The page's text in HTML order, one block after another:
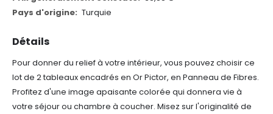
Détails
Pour donner du relief à votre intérieur, vous pouvez choisir ce
lot de 2 tableaux encadrés en Or Pictor, en Panneau de Fibres.
Profitez d'une image apaisante colorée qui donnera vie à
votre séjour ou chambre à coucher. Misez sur l'originalité de
Turquie